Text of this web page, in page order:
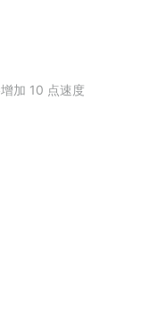
加 10 点速度